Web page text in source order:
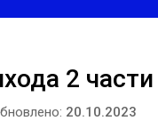
2 части
20.10.2023